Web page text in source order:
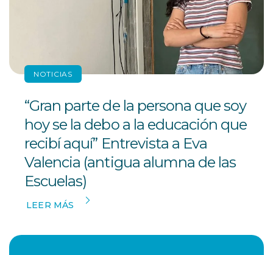
NOTICIAS
“Gran parte de la persona que soy
hoy se la debo a la educación que
recibí aquí” Entrevista a Eva
Valencia (antigua alumna de las
Escuelas)
LEER MÁS